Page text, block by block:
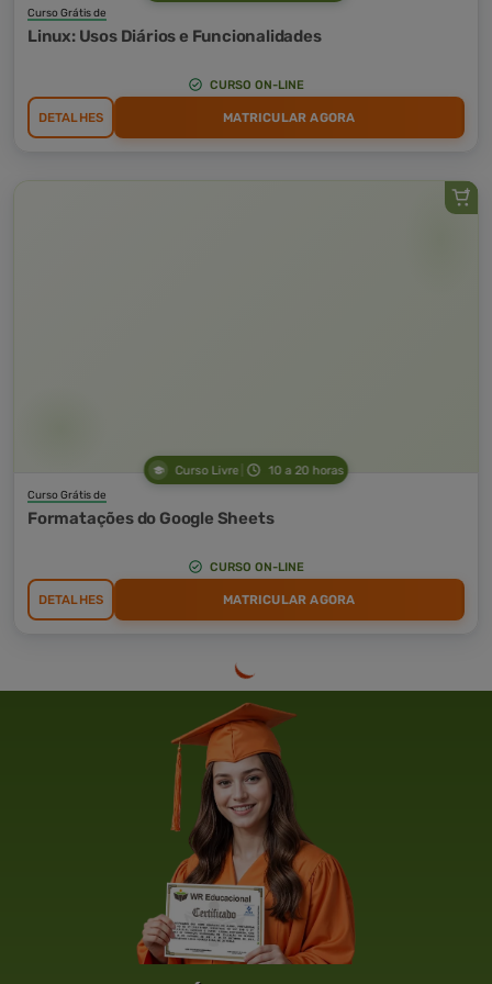
Curso Grátis de
Linux: Usos Diários e Funcionalidades
CURSO ON-LINE
DETALHES MATRICULAR AGORA
Curso Livre 10 a 20 horas
Curso Grátis de
Formatações do Google Sheets
CURSO ON-LINE
DETALHES MATRICULAR AGORA